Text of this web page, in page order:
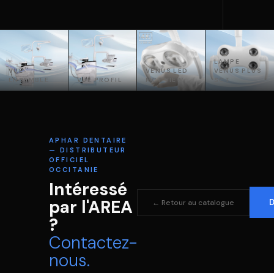
VUE
ENSEMBLE
VUE PROFIL
VENUS LED
MCT VIEW
LAMPE
VENUS PLUS
SCT
APHAR DENTAIRE
— DISTRIBUTEUR
OFFICIEL
OCCITANIE
Intéressé
par l'AREA
?
Contactez-
nous.
← Retour au catalogue